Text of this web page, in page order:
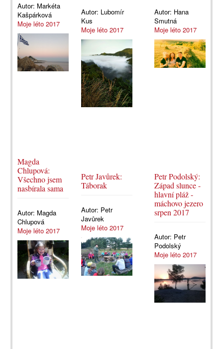
Autor: Markéta
Kašpárková
Moje léto 2017
Autor: Lubomír
Kus
Moje léto 2017
Autor: Hana
Smutná
Moje léto 2017
Magda
Chlupová:
Všechno jsem
nasbírala sama
Autor: Magda
Chlupová
Moje léto 2017
Petr Javůrek:
Táborak
Autor: Petr
Javůrek
Moje léto 2017
Petr Podolský:
Západ slunce -
hlavní pláž -
máchovo jezero
srpen 2017
Autor: Petr
Podolský
Moje léto 2017